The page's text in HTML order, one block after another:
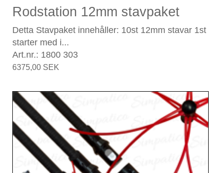
Rodstation 12mm stavpaket
Detta Stavpaket innehåller: 10st 12mm stavar 1st
starter med i...
Art.nr.: 1800 303
6375,00 SEK